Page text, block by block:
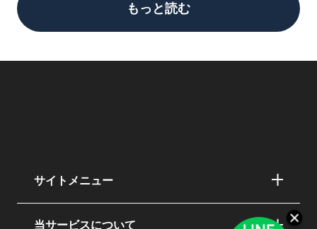
もっと読む
サイトメニュー
当サービスについて